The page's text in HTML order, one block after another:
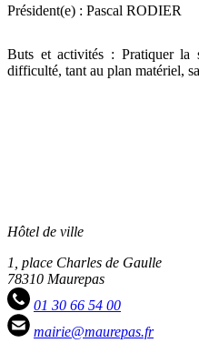
Président(e) : Pascal RODIER
Buts et activités : Pratiquer la
difficulté, tant au plan matériel,
Hôtel de ville
1, place Charles de Gaulle
78310 Maurepas
01 30 66 54 00
mairie@maurepas.fr